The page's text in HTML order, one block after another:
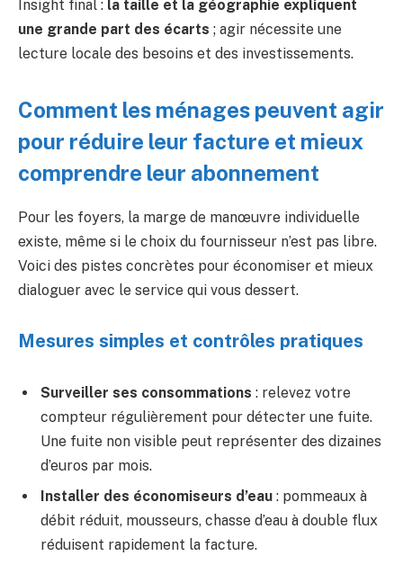
Insight final : la taille et la géographie expliquent
une grande part des écarts ; agir nécessite une
lecture locale des besoins et des investissements.
Comment les ménages peuvent agir
pour réduire leur facture et mieux
comprendre leur abonnement
Pour les foyers, la marge de manœuvre individuelle
existe, même si le choix du fournisseur n’est pas libre.
Voici des pistes concrètes pour économiser et mieux
dialoguer avec le service qui vous dessert.
Mesures simples et contrôles pratiques
Surveiller ses consommations : relevez votre
compteur régulièrement pour détecter une fuite.
Une fuite non visible peut représenter des dizaines
d’euros par mois.
Installer des économiseurs d’eau : pommeaux à
débit réduit, mousseurs, chasse d’eau à double flux
réduisent rapidement la facture.